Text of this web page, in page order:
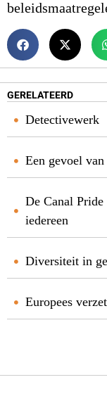
GERELATEERD
Detectivewerk
Een gevoel van
De Canal
iedereen
Diversiteit in
Europees